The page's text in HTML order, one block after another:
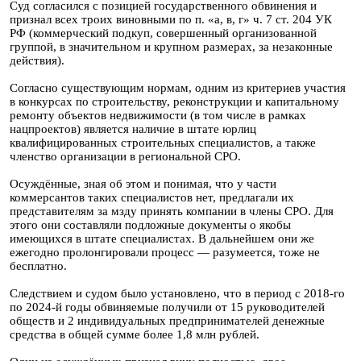
Суд согласился с позицией государственного обвинения и
признал всех троих виновными по п. «а, в, г» ч. 7 ст. 204 УК
РФ (коммерческий подкуп, совершенный организованной
группой, в значительном и крупном размерах, за незаконные
действия).
Согласно существующим нормам, одним из критериев участия
в конкурсах по строительству, реконструкции и капитальному
ремонту объектов недвижимости (в том числе в рамках
нацпроектов) является наличие в штате юрлиц
квалифицированных строительных специалистов, а также
членство организации в региональной СРО.
Осуждённые, зная об этом и понимая, что у части
коммерсантов таких специалистов нет, предлагали их
представителям за мзду принять компании в члены СРО. Для
этого они составляли подложные документы о якобы
имеющихся в штате специалистах. В дальнейшем они же
ежегодно пролонгировали процесс — разумеется, тоже не
бесплатно.
Следствием и судом было установлено, что в период с 2018-го
по 2024-й годы обвиняемые получили от 15 руководителей
обществ и 2 индивидуальных предпринимателей денежные
средства в общей сумме более 1,8 млн рублей.